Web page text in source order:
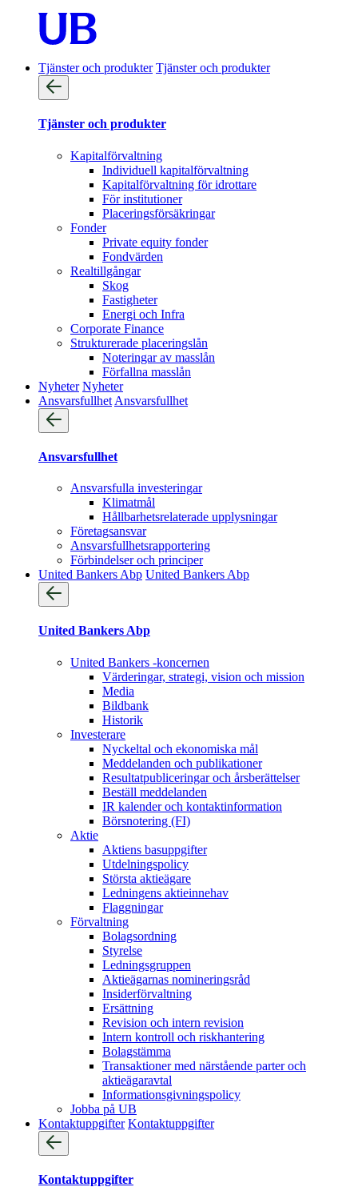
Tjänster och produkter Tjänster och produkter
Tjänster och produkter
Kapitalförvaltning
Individuell kapitalförvaltning
Kapitalförvaltning för idrottare
För institutioner
Placeringsförsäkringar
Fonder
Private equity fonder
Fondvärden
Realtillgångar
Skog
Fastigheter
Energi och Infra
Corporate Finance
Strukturerade placeringslån
Noteringar av masslån
Förfallna masslån
Nyheter Nyheter
Ansvarsfullhet Ansvarsfullhet
Ansvarsfullhet
Ansvarsfulla investeringar
Klimatmål
Hållbarhetsrelaterade upplysningar
Företagsansvar
Ansvarsfullhets­rapportering
Förbindelser och principer
United Bankers Abp United Bankers Abp
United Bankers Abp
United Bankers -koncernen
Värderingar, strategi, vision och mission
Media
Bildbank
Historik
Investerare
Nyckeltal och ekonomiska mål
Meddelanden och publikationer
Resultatpubliceringar och årsberättelser
Beställ meddelanden
IR kalender och kontaktinformation
Börsnotering (FI)
Aktie
Aktiens basuppgifter
Utdelningspolicy
Största aktieägare
Ledningens aktieinnehav
Flaggningar
Förvaltning
Bolagsordning
Styrelse
Ledningsgruppen
Aktieägarnas nomineringsråd
Insiderförvaltning
Ersättning
Revision och intern revision
Intern kontroll och riskhantering
Bolagstämma
Transaktioner med närstående parter och
aktieägaravtal
Informationsgivningspolicy
Jobba på UB
Kontaktuppgifter Kontaktuppgifter
Kontaktuppgifter